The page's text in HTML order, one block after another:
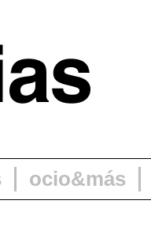
ocio&más